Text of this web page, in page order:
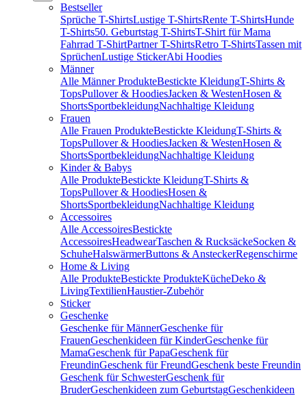
Bestseller
Sprüche T-ShirtsLustige T-ShirtsRente T-ShirtsHunde
T-Shirts50. Geburtstag T-ShirtsT-Shirt für Mama
Fahrrad T-ShirtPartner T-ShirtsRetro T-ShirtsTassen mit
SprüchenLustige StickerAbi Hoodies
Männer
Alle Männer ProdukteBestickte KleidungT-Shirts &
TopsPullover & HoodiesJacken & WestenHosen &
ShortsSportbekleidungNachhaltige Kleidung
Frauen
Alle Frauen ProdukteBestickte KleidungT-Shirts &
TopsPullover & HoodiesJacken & WestenHosen &
ShortsSportbekleidungNachhaltige Kleidung
Kinder & Babys
Alle ProdukteBestickte KleidungT-Shirts &
TopsPullover & HoodiesHosen &
ShortsSportbekleidungNachhaltige Kleidung
Accessoires
Alle AccessoiresBestickte
AccessoiresHeadwearTaschen & RucksäckeSocken &
SchuheHalswärmerButtons & AnsteckerRegenschirme
Home & Living
Alle ProdukteBestickte ProdukteKücheDeko &
LivingTextilienHaustier-Zubehör
Sticker
Geschenke
Geschenke für MännerGeschenke für
FrauenGeschenkideen für KinderGeschenke für
MamaGeschenk für PapaGeschenk für
FreundinGeschenk für FreundGeschenk beste Freundin
Geschenk für SchwesterGeschenk für
BruderGeschenkideen zum GeburtstagGeschenkideen